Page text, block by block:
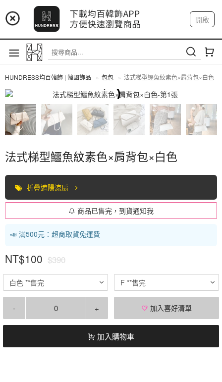
📢 市集預告：9/4-9/6 淡水捷運站
📢 市集預告：9/12-9/13 八里海巡基地
📢 市集預告：8/22-8/23 桃園青埔置地廣場
開啟
註冊 我的帳戶
HUNDRESS均百韓飾 | 韓國飾品 包包 法式梯型鱷魚紋素色×肩背包×白色
法式梯型鱷魚紋素色×肩背包×白色
折疊遮陽涼扇
商品已售完，到貨通知我
📣 滿500元：超商取貨免運費
NT$100 $390
白色 **售完 F **售完
- + 加入喜好清單
加入購物車